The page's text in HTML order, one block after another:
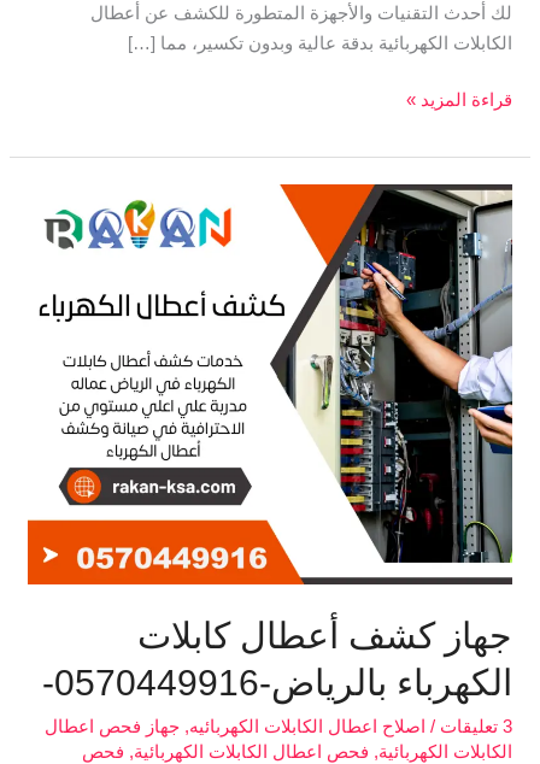
لك أحدث التقنيات والأجهزة المتطورة للكشف عن أعطال
الكابلات الكهربائية بدقة عالية وبدون تكسير، مما […]
قراءة المزيد »
جهاز كشف أعطال كابلات
الكهرباء بالرياض-0570449916-
3 تعليقات / اصلاح اعطال الكابلات الكهربائيه,جهاز فحص اعطال
الكابلات الكهربائية, فحص اعطال الكابلات الكهربائية, فحص
جهاز
كشف
أعطال
كابلات
الكهرباء
بالرياض-0570449916-